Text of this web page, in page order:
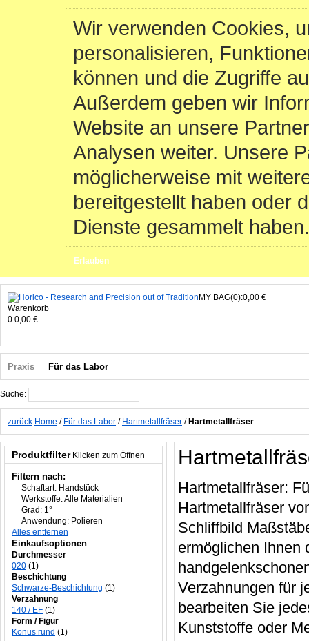
Wir verwenden Cookies,
personalisieren,
können und die Zugriffe
Außerdem geben wir
Website an unsere
Analysen weiter. Unsere
möglicherweise mit
bereitgestellt haben oder
Dienste gesammelt haben.
Erlauben
MY BAG(0):0,00 €
Warenkorb
0 0,00 €
Praxis Für das Labor
Suche:
zurück Home / Für das Labor / Hartmetallfräser / Hartmetallfräser
Hartmetallfräser:
Hartmetallfräser
Schliffbild
ermöglichen Ihnen
Verzahnungen für
bearbeiten Sie
Kunststoffe oder
Produktfilter Klicken zum Öffnen
Filtern nach:
Schaftart: Handstück
Werkstoffe:Alle Materialien
Grad: 1°
Anwendung: Polieren
Alles entfernen
Einkaufsoptionen
Durchmesser
020 (1)
Beschichtung
Schwarze-Beschichtung (1)
Verzahnung
140 / EF (1)
Form / Figur
Konus rund (1)